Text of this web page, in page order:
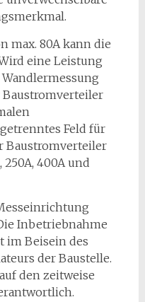
max. 80A kann die
eine Leistung
Baustromverteiler
Feld für
Baustromverteiler
400A und
Inbetriebnahme
im Beisein des
der Baustelle.
den zeitweise